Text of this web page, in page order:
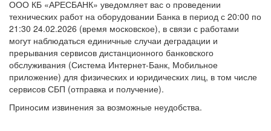
ООО КБ «АРЕСБАНК» уведомляет вас о проведении
технических работ на оборудовании Банка в период с 20:00 по
21:30 24.02.2026 (время московское), в связи с работами
могут наблюдаться единичные случаи деградации и
прерывания сервисов дистанционного банковского
обслуживания (Система Интернет-Банк, Мобильное
приложение) для физических и юридических лиц, в том числе
сервисов СБП (отправка и получение).
Приносим извинения за возможные неудобства.